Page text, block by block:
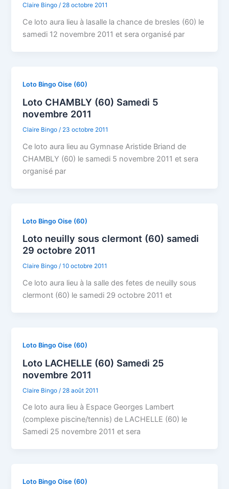
Claire Bingo/ 28 octobre 2011
Ce loto aura lieu à lasalle la chance de bresles (60) le
samedi 12 novembre 2011 et sera organisé par
Loto Bingo Oise (60)
Loto CHAMBLY (60) Samedi 5
novembre 2011
Claire Bingo / 23 octobre 2011
Ce loto aura lieu au Gymnase Aristide Briand de
CHAMBLY (60) le samedi 5 novembre 2011 et sera
organisé par
Loto Bingo Oise (60)
Loto neuilly sous clermont (60) samedi
29 octobre 2011
Claire Bingo/10 octobre 2011
Ce loto aura lieu à la salle des fetes de neuilly sous
clermont (60) le samedi 29 octobre 2011 et
Loto Bingo Oise (60)
Loto LACHELLE (60) Samedi 25
novembre 2011
Claire Bingo / 28 août 2011
Ce loto aura lieu à Espace Georges Lambert
(complexe piscine/tennis) de LACHELLE (60) le
Samedi 25 novembre 2011 et sera
Loto Bingo Oise (60)